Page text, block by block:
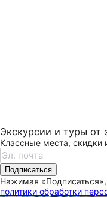
Экскурсии и туры от
Классные места, скидки
Подписаться
Нажимая
политики обработки